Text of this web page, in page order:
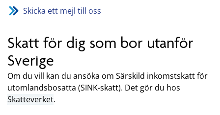
Skicka ett mejl till oss
Skatt för dig som bor utanför
Sverige
Om du vill kan du ansöka om Särskild inkomstskatt för
utomlandsbosatta (SINK-skatt). Det gör du hos
Skatteverket.